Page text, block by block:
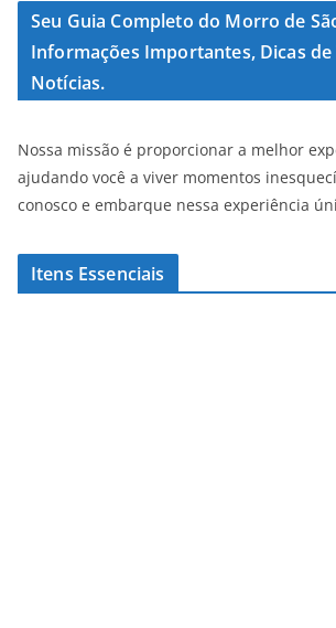
Seu Guia Completo do Morro de
Informações Importantes, Dicas de
Notícias.
Nossa missão é proporcionar a melhor
ajudando você a viver momentos
conosco e embarque nessa experiência
Itens Essenciais